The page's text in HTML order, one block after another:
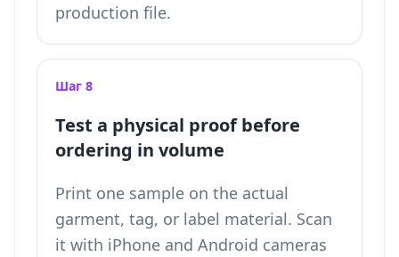
production file.
Шаг 8
Test a physical proof before
ordering in volume
Print one sample on the actual
garment, tag, or label material. Scan
it with iPhone and Android cameras